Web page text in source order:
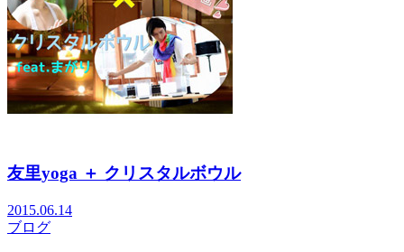
友里yoga ＋ クリスタルボウル
2015.06.14
ブログ